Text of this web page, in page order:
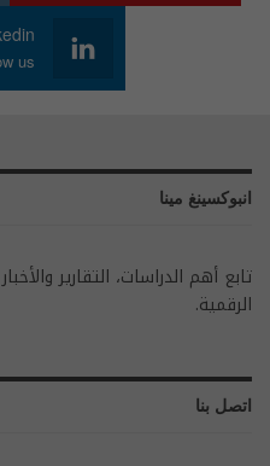
us
انبوكسينغ مينا
تابع أهم الدراسات، التقارير
الرقمية.
اتصل بنا